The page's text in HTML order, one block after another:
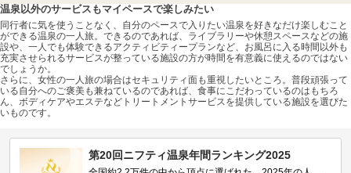
温泉以外のサービスもマイペースで楽しみたい
同行者に気を使うことなく、自分のペースで入りたい温泉を好きなだけ楽しむこと
ができる温泉の一人旅。できるのであれば、ライブラリーや休憩スペースなどの施
設や、一人でも体験できるアクティビティープランなど、お風呂に入る時間以外も
充実させられるサービスが整っている施設の方が時間を有意義に使えるのではない
でしょうか。
さらに、女性の一人旅の場合はセキュリティ面も重視したいところ。普段頑張って
いる自分へのご褒美も兼ねているのであれば、食事にこだわっているのはもちろ
ん、ボディケアやエステなどトリートメントサービスを提供している施設を選びた
いものです。
第20回ニフティ温泉年間ランキング2025